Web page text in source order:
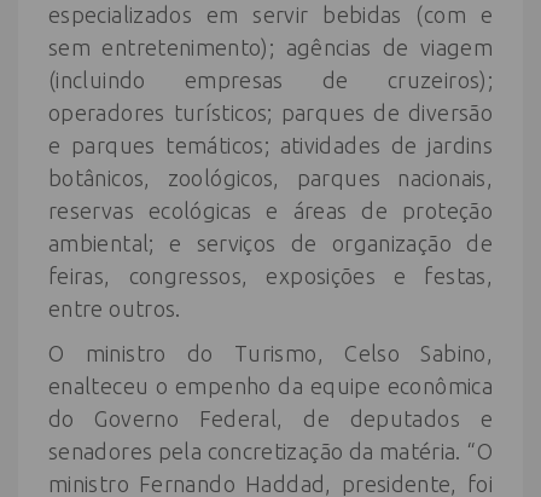
especializados em servir bebidas (com e
sem entretenimento); agências de viagem
(incluindo empresas de cruzeiros);
operadores turísticos; parques de diversão
e parques temáticos; atividades de jardins
botânicos, zoológicos, parques nacionais,
reservas ecológicas e áreas de proteção
ambiental; e serviços de organização de
feiras, congressos, exposições e festas,
entre outros.
O ministro do Turismo, Celso Sabino,
enalteceu o empenho da equipe econômica
do Governo Federal, de deputados e
senadores pela concretização da matéria. “O
ministro Fernando Haddad, presidente, foi